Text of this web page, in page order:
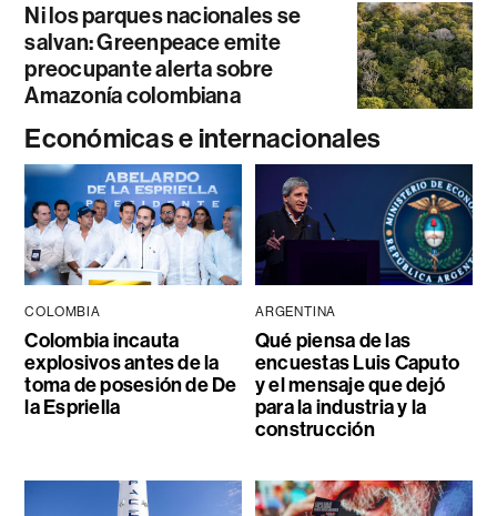
Ni los parques nacionales se
salvan: Greenpeace emite
preocupante alerta sobre
Amazonía colombiana
Económicas e internacionales
COLOMBIA
Colombia incauta
explosivos antes de la
toma de posesión de De
la Espriella
ARGENTINA
Qué piensa de las
encuestas Luis Caputo
y el mensaje que dejó
para la industria y la
construcción